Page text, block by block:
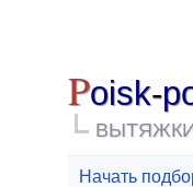
Poisk-
Начать